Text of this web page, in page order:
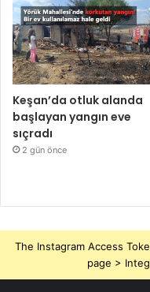
Keşan’da otluk alanda
başlayan yangın eve
sıçradı
2 gün önce
The Instagram Access
page >